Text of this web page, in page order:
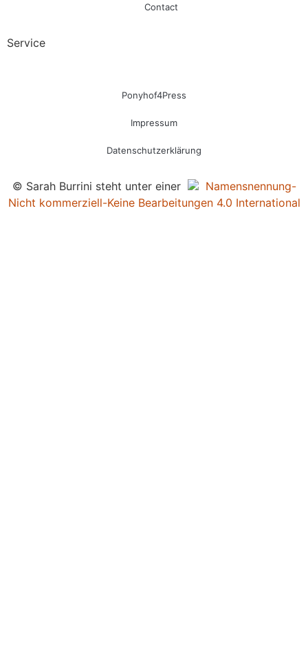
Contact
Service
Ponyhof4Press
Impressum
Datenschutzerklärung
© Sarah Burrini steht unter einer
Namensnennung-
Nicht kommerziell-Keine Bearbeitungen 4.0 International